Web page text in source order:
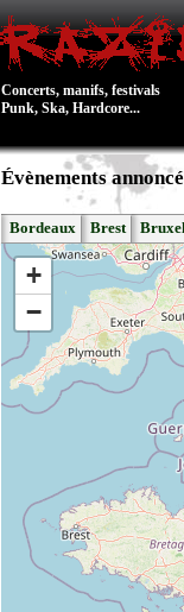
Concerts, manifs, festivals
Punk, Ska, Hardcore...
Évènements
Bordeaux Brest
+
−